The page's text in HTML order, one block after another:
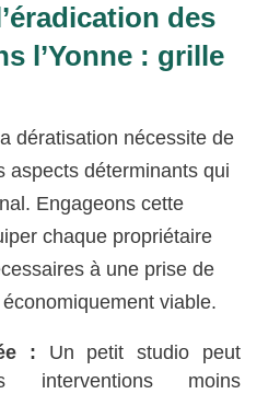
des
l’Yonne : grille
dératisation nécessite de
aspects déterminants qui
Engageons cette
chaque propriétaire
à une prise de
viable.
: Un petit studio peut
interventions moins